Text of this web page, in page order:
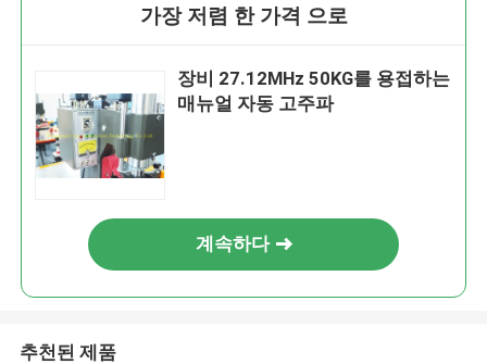
가장 저렴 한 가격 으로
장비 27.12MHz 50KG를 용접하는
매뉴얼 자동 고주파
계속하다
추천된 제품